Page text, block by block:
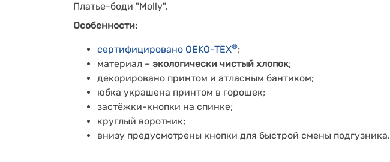
Платье-боди "Molly".
Особенности:
сертифицировано OEKO-TEX®;
материал – экологически чистый хлопок;
декорировано принтом и атласным бантиком;
юбка украшена принтом в горошек;
застёжки-кнопки на спинке;
круглый воротник;
внизу предусмотрены кнопки для быстрой смены подгузника.